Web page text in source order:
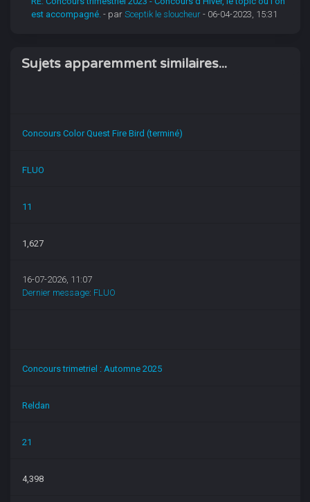
est accompagné. - parSceptik le sloucheur - 06-04-2023, 15:31
Sujets apparemment similaires...
Concours Color Quest Fire Bird (terminé)
FLUO
11
1,627
16-07-2026, 11:07
Dernier message: FLUO
Concours trimetriel : Automne 2025
Reldan
21
4,398